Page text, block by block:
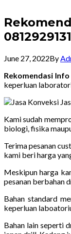
June 27, 2022By
Rekomendasi
keperluan
Kami sudah
biologi, fisika
Terima pesanan
kami beri harga
Meskipun harga
pesanan berbahan
Bahan standard
keperluan
Bahan lain seperti